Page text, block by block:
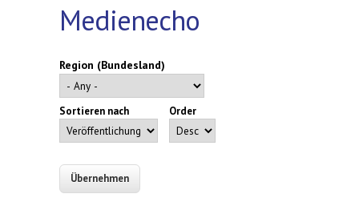
Medienecho
Region (Bundesland)
Sortieren nach Order